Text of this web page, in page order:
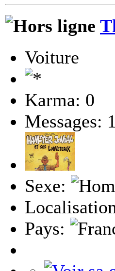
Voiture
Karma: 0
Messages:
Sexe:
Pays: